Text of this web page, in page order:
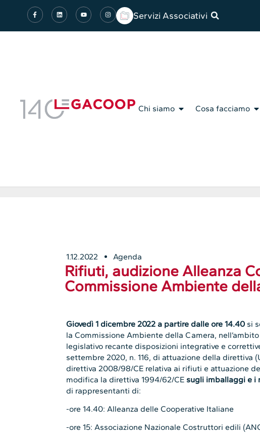
Servizi Associativi
Chi siamo Cosa facciamo
1.12.2022 Agenda
Rifiuti, audizione Alleanza
Commissione Ambiente
Giovedì 1 dicembre 2022 a partire dalle ore 14.40 si
la Commissione Ambiente della Camera,
legislativo recante disposizioni integrative e
settembre 2020, n. 116, di attuazione della direttiva
direttiva 2008/98/CE relativa ai rifiuti e attuazione
modifica la direttiva 1994/62/CE sugli imballaggi e
di rappresentanti di:
-ore 14.40: Alleanza delle Cooperative Italiane
-ore 15: Associazione Nazionale Costruttori edili